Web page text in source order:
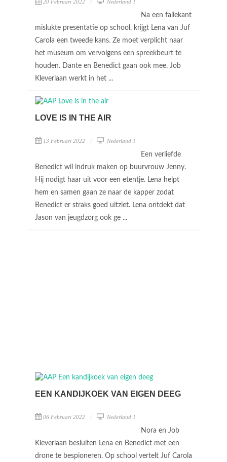
20 Februari 2022 Nederland 1
Na een faliekant
mislukte presentatie op school, krijgt Lena van Juf
Carola een tweede kans. Ze moet verplicht naar
het museum om vervolgens een spreekbeurt te
houden. Dante en Benedict gaan ook mee. Job
Kleverlaan werkt in het ...
LOVE IS IN THE AIR
13 Februari 2022 Nederland 1
Een verliefde
Benedict wil indruk maken op buurvrouw Jenny.
Hij nodigt haar uit voor een etentje. Lena helpt
hem en samen gaan ze naar de kapper zodat
Benedict er straks goed uitziet. Lena ontdekt dat
Jason van jeugdzorg ook ge ...
EEN KANDIJKOEK VAN EIGEN DEEG
06 Februari 2022 Nederland 1
Nora en Job
Kleverlaan besluiten Lena en Benedict met een
drone te bespioneren. Op school vertelt Juf Carola